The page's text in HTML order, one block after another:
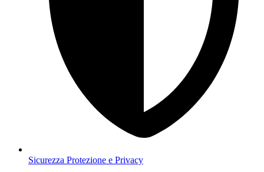
Sicurezza Protezione e Privacy